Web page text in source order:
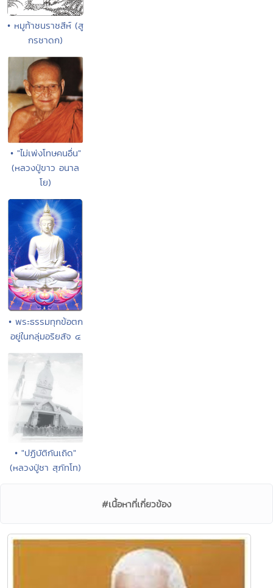
• หมูท้าชนราชสีห์ (สู
กรชาดก)
• "ไม่เพ่งโทษคนอื่น"
(หลวงปู่ขาว อนาล
โย)
• พระธรรมทุกข้อตก
อยู่ในกลุ่มอริยสัจ ๔
• "ปฏิบัติกันเถิด"
(หลวงปู่ชา สุภัทโท)
#เนื้อหาที่เกี่ยวข้อง